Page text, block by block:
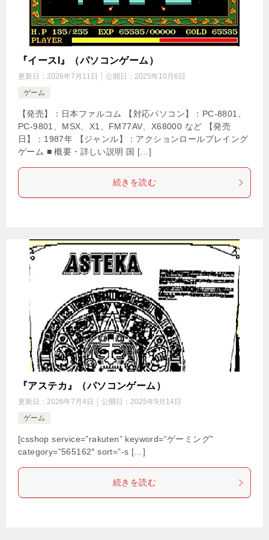
『イースI』（パソコンゲーム）
更新日： 2026年7月11日 公開日： 2025年10月6日
ゲーム
【発売】：日本ファルコム 【対応パソコン】：PC-8801、
PC-9801、MSX、X1、FM77AV、X68000 など 【発売
日】：1987年 【ジャンル】：アクションロールプレイング
ゲーム ■ 概要・詳しい説明 国 […]
続きを読む
『アステカ』（パソコンゲーム）
更新日： 2026年7月4日 公開日： 2025年9月14日
ゲーム
[csshop service=”rakuten” keyword=”ゲーミング”
category=”565162″ sort=”-s […]
続きを読む